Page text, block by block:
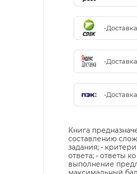
-
-
-
Книга
составлению
задания; •
ответа; • ответы
выполнение